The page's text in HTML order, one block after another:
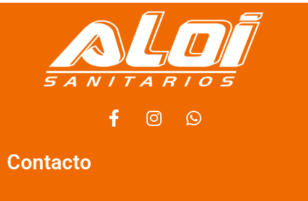
F
a
I
n
W
h
Contacto